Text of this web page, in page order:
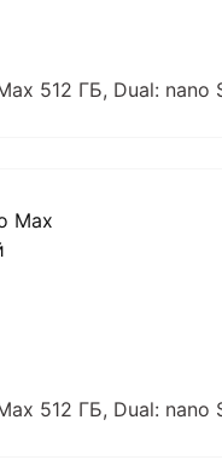
512 ГБ, Dual: nano
512 ГБ, Dual: